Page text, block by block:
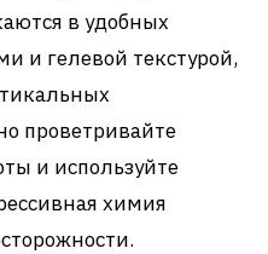
в удобных
и гелевой текстурой,
проветривайте
и используйте
химия